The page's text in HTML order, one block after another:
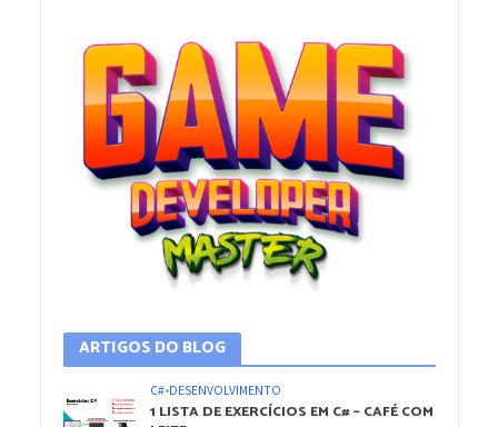
ARTIGOS DO BLOG
C#•DESENVOLVIMENTO
1 LISTA DE EXERCÍCIOS EM C# – CAFÉ COM